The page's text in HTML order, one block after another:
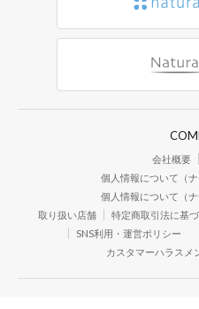
会社概要
個人情報について（
個人情報について（
取り扱い店舗
特定商取引法に基
SNS利用・運営ポリシー
カスタマーハラスメ